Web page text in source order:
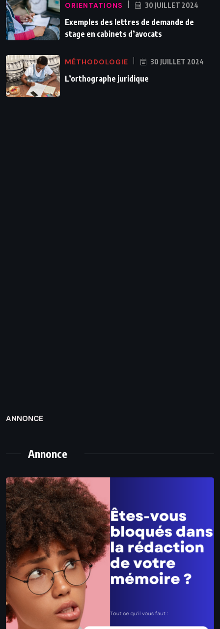
ORIENTATIONS 30 JUILLET 2024
Exemples des lettres de demande de
stage en cabinets d’avocats
MÉTHODOLOGIE 30 JUILLET 2024
L’orthographe juridique
ANNONCE
Annonce